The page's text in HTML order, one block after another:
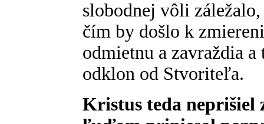
slobodnej vôli
čím by došlo k
odmietnu a zavraždia
odklon od Stvoriteľa.
Kristus teda